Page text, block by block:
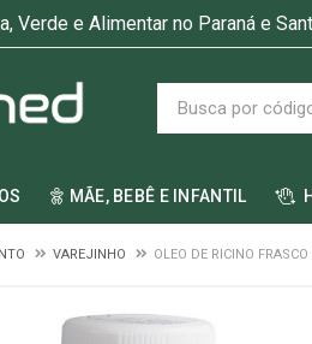
Verde e Alimentar no Paraná e
MÃE, BEBÊ E INFANTIL
VAREJINHO OLEO DE RICINO